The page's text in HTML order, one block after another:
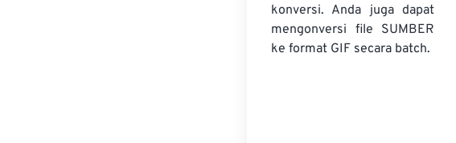
konversi. Anda juga dapat
mengonversi file SUMBER
ke format GIF secara batch.